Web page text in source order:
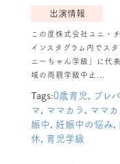
出演情報
この度株式会社ユニ・
インスタグラム内でス
ニーちゃん学級」に代
域の両親学級中止...
Tags:0歳育児 , プレ
マ , ママカラ , ママ
娠中 , 妊娠中の悩み ,
休 , 育児学級